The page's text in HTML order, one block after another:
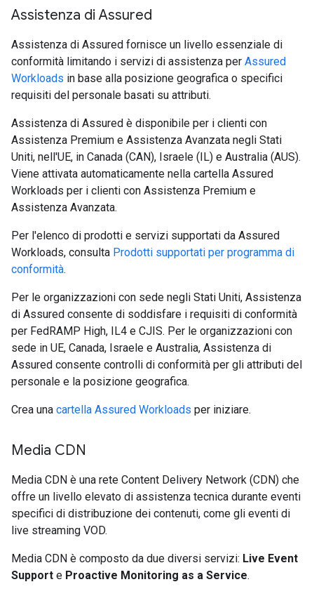
Assistenza di Assured
Assistenza di Assured fornisce un livello essenziale di
conformità limitando i servizi di assistenza per Assured
Workloads in base alla posizione geografica o specifici
requisiti del personale basati su attributi.
Assistenza di Assured è disponibile per i clienti con
Assistenza Premium e Assistenza Avanzata negli Stati
Uniti, nell'UE, in Canada (CAN), Israele (IL) e Australia (AUS).
Viene attivata automaticamente nella cartella Assured
Workloads per i clienti con Assistenza Premium e
Assistenza Avanzata.
Per l'elenco di prodotti e servizi supportati da Assured
Workloads, consulta Prodotti supportati per programma di
conformità.
Per le organizzazioni con sede negli Stati Uniti, Assistenza
di Assured consente di soddisfare i requisiti di conformità
per FedRAMP High, IL4 e CJIS. Per le organizzazioni con
sede in UE, Canada, Israele e Australia, Assistenza di
Assured consente controlli di conformità per gli attributi del
personale e la posizione geografica.
Crea una cartella Assured Workloads per iniziare.
Media CDN
Media CDN è una rete Content Delivery Network (CDN) che
offre un livello elevato di assistenza tecnica durante eventi
specifici di distribuzione dei contenuti, come gli eventi di
live streaming VOD.
Media CDN è composto da due diversi servizi: Live Event
Support e Proactive Monitoring as a Service.